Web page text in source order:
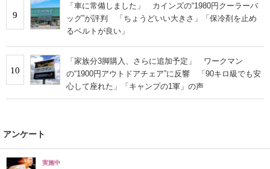
9
「車に常備しました」 カインズの“1980円クーラーバ
ッグ”が評判 「ちょうどいい大きさ」「保冷剤を止め
るベルトが良い」
10
「家族分3脚購入、さらに追加予定」 ワークマン
の“1900円アウトドアチェア”に反響 「90キロ級でも安
心して座れた」「キャンプの1軍」の声
アンケート
実施中